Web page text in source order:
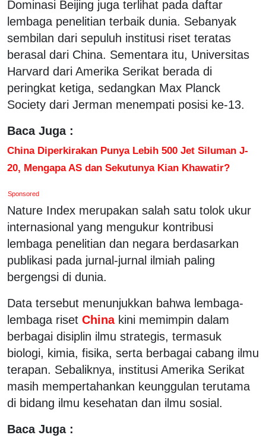
Dominasi Beijing juga terlihat pada daftar
lembaga penelitian terbaik dunia. Sebanyak
sembilan dari sepuluh institusi riset teratas
berasal dari China. Sementara itu, Universitas
Harvard dari Amerika Serikat berada di
peringkat ketiga, sedangkan Max Planck
Society dari Jerman menempati posisi ke-13.
Baca Juga :
China Diperkirakan Punya Lebih 500 Jet Siluman J-
20, Mengapa AS dan Sekutunya Kian Khawatir?
Sponsored
Nature Index merupakan salah satu tolok ukur
internasional yang mengukur kontribusi
lembaga penelitian dan negara berdasarkan
publikasi pada jurnal-jurnal ilmiah paling
bergengsi di dunia.
Data tersebut menunjukkan bahwa lembaga-
lembaga riset China kini memimpin dalam
berbagai disiplin ilmu strategis, termasuk
biologi, kimia, fisika, serta berbagai cabang ilmu
terapan. Sebaliknya, institusi Amerika Serikat
masih mempertahankan keunggulan terutama
di bidang ilmu kesehatan dan ilmu sosial.
Baca Juga :